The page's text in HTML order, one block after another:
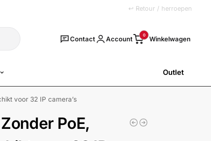
↩ Retour / herroepen
Zoeken
Contact Account 0
Outlet
voor 32 IP camera’s
PoE,